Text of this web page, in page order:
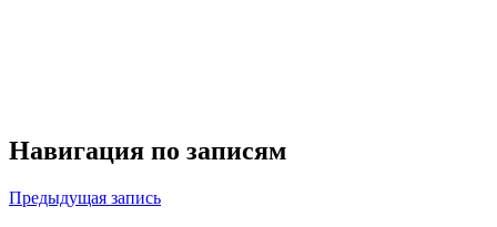
Навигация по записям
Предыдущая запись